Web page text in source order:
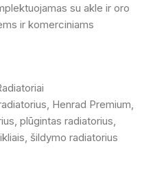
su akle ir oro
ir komerciniams
Henrad Premium
plūgintas radiatorius
šildymo radiatorius